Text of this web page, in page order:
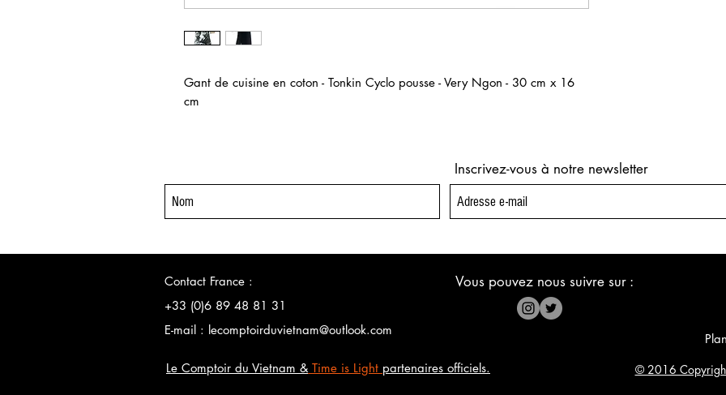
Gant de cuisine en coton - Tonkin Cyclo pousse - Very Ngon - 30 cm x 16
cm
Inscrivez-vous à notre newsletter
Contact France :
+33 (0)6 89 48 81 31
E-mail : lecomptoirduvietnam@outlook.com
Vous pouvez nous suivre sur :
© 2016
Le Comptoir du Vietnam & Time is Light partenaires officiels.